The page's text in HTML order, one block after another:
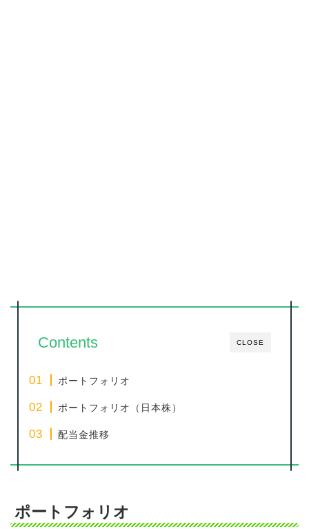
CLOSE
Contents
ポートフォリオ
ポートフォリオ（日本株）
配当金推移
ポートフォリオ